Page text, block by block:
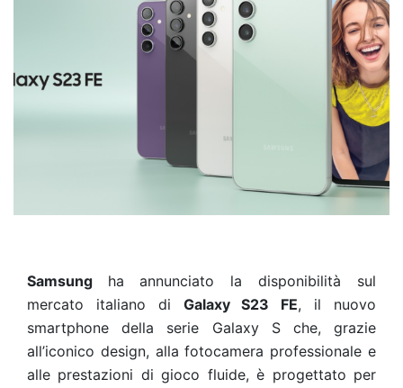
Samsung ha
annunciato la disponibilità sul
mercato italiano di Galaxy S23 FE, il nuovo
smartphone della serie Galaxy S che, grazie
all’iconico design, alla fotocamera professionale e
alle prestazioni di gioco fluide, è progettato per